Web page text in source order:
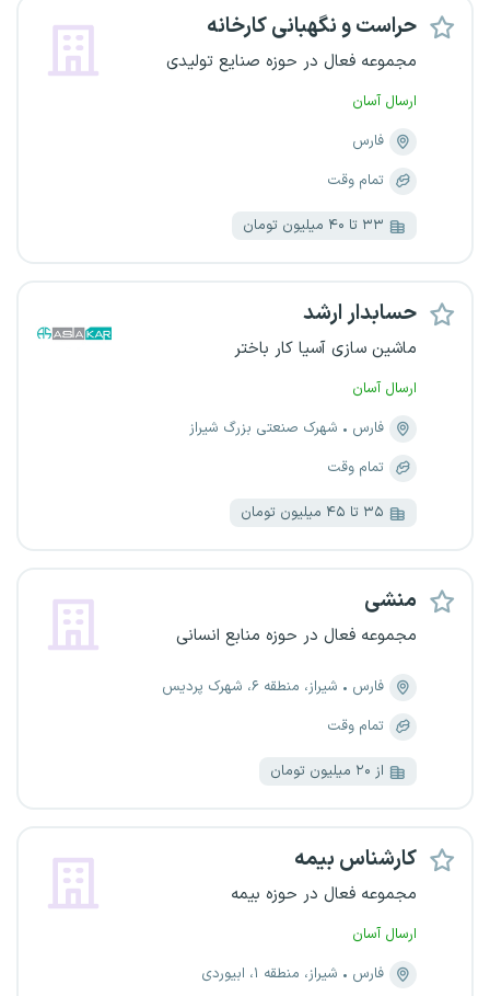
حراست و نگهبانی کارخانه
مجموعه فعال در حوزه صنایع تولیدی
ارسال آسان
فارس
تمام وقت
۳۳ تا ۴۰ میلیون تومان
حسابدار ارشد
ماشین سازی آسیا کار باختر
ارسال آسان
فارس
شهرک صنعتی بزرگ شیراز
تمام وقت
۳۵ تا ۴۵ میلیون تومان
منشی
مجموعه فعال در حوزه منابع انسانی
فارس
شیراز، منطقه ۶، شهرک پردیس
تمام وقت
از ۲۰ میلیون تومان
کارشناس بیمه
مجموعه فعال در حوزه بیمه
ارسال آسان
فارس
شیراز، منطقه ۱، ابیوردی